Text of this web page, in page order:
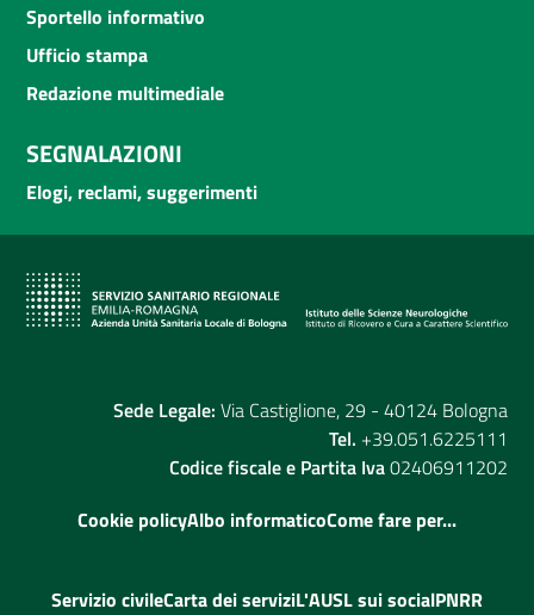
Sportello informativo
Ufficio stampa
Redazione multimediale
SEGNALAZIONI
Elogi, reclami, suggerimenti
Sede Legale: Via Castiglione, 29 - 40124 Bologna
Tel. +39.051.6225111
Codice fiscale e Partita Iva02406911202
Cookie policyAlbo informaticoCome fare per...
Servizio civileCarta dei serviziL'AUSL sui socialPNRR